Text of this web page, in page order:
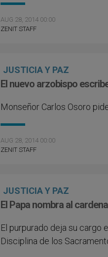
AUG 28, 2014 00:00
ZENIT STAFF
JUSTICIA Y PAZ
El nuevo arzobispo
Monseñor Carlos Osoro
AUG 28, 2014 00:00
ZENIT STAFF
JUSTICIA Y PAZ
El Papa nombra al
El purpurado deja su cargo
Disciplina de los